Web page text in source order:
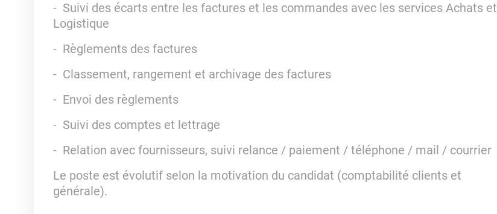
- Suivi des écarts entre les factures et les commandes avec les services Achats et
Logistique
- Règlements des factures
- Classement, rangement et archivage des factures
- Envoi des règlements
- Suivi des comptes et lettrage
- Relation avec fournisseurs, suivi relance / paiement / téléphone / mail / courrier
Le poste est évolutif selon la motivation du candidat (comptabilité clients et
générale).